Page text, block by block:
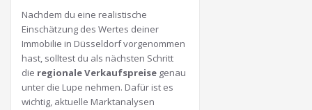
Nachdem du eine realistische
Einschätzung des Wertes deiner
Immobilie in Düsseldorf vorgenommen
hast, solltest du als nächsten Schritt
die regionale Verkaufspreise genau
unter die Lupe nehmen. Dafür ist es
wichtig, aktuelle Marktanalysen